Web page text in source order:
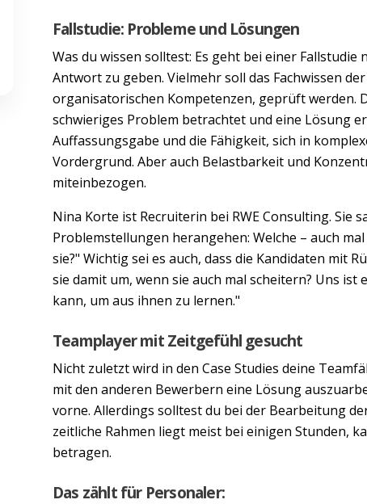
Fallstudie: Probleme und Lösungen
Was du wissen solltest: Es geht bei einer
Antwort zu geben. Vielmehr soll das Fachwissen
organisatorischen Kompetenzen, geprüft werden.
schwieriges Problem betrachtet und eine Lösung
Auffassungsgabe und die Fähigkeit, sich in
Vordergrund. Aber auch Belastbarkeit und
miteinbezogen.
Nina Korte ist Recruiterin bei RWE Consulting. Sie
Problemstellungen herangehen: Welche – auch
sie?" Wichtig sei es auch, dass die Kandidaten mit
sie damit um, wenn sie auch mal scheitern? Uns
kann, um aus ihnen zu lernen."
Teamplayer mit Zeitgefühl gesucht
Nicht zuletzt wird in den Case Studies deine
mit den anderen Bewerbern eine Lösung
vorne. Allerdings solltest du bei der Bearbeitung
zeitliche Rahmen liegt meist bei einigen Stunden,
betragen.
Das zählt für Personaler: